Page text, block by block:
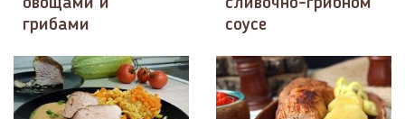
грибами
соусе